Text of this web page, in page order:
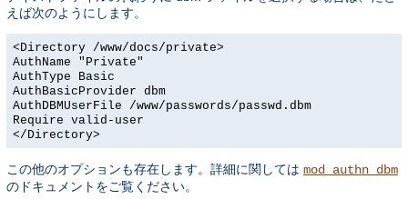
えば次のようにします。
<Directory /www/docs/private>
AuthName "Private"
AuthType Basic
AuthBasicProvider dbm
AuthDBMUserFile /www/passwords/passwd.dbm
Require valid-user
</Directory>
この他のオプションも存在します。詳細に関しては mod_authn_dbm
のドキュメントをご覧ください。